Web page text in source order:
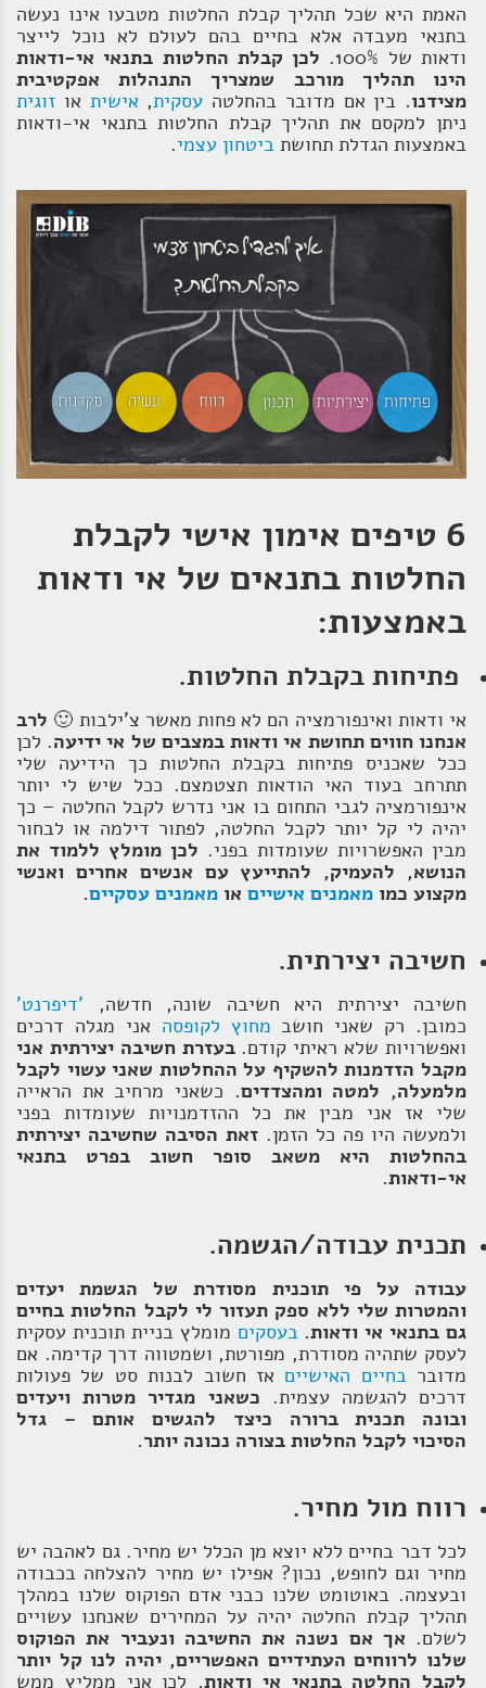
האמת היא שכל תהליך קבלת החלטות מטבעו אינו נעשה
בתנאי מעבדה אלא בחיים בהם לעולם לא נוכל לייצר
ודאות של 100%.
לכן קבלת החלטות בתנאי אי-ודאות
הינו תהליך מורכב שמצריך התנהלות אפקטיבית
מצידנו. בין אם מדובר בהחלטה עסקית,אישית או זוגית
ניתן למקסם את תהליך קבלת החלטות בתנאי אי-ודאות
באמצעות הגדלת תחושת ביטחון עצמי.
6 טיפים אימון אישי לקבלת
החלטות בתנאים של אי ודאות
באמצעות:
פתיחות בקבלת החלטות.
אי ודאות ואינפורמציה הם לא פחות מאשר צ'ילבות 🙂 לרב
אנחנו חווים תחושת אי ודאות במצבים של אי ידיעה. לכן
ככל שאכניס פתיחות בקבלת החלטות כך הידיעה שלי
תתרחב בעוד האי הודאות תצטמצם. ככל שיש לי יותר
אינפורמציה לגבי התחום בו אני נדרש לקבל החלטה – כך
יהיה לי קל יותר לקבל החלטה, לפתור דילמה או לבחור
מבין האפשרויות שעומדות בפני. לכן מומלץ ללמוד את
הנושא, להעמיק, להתייעץ עם אנשים אחרים ואנשי
מקצוע כמו מאמנים אישיים או מאמנים עסקיים.
חשיבה יצירתית.
חשיבה יצירתית היא חשיבה שונה, חדשה, 'דיפרנט'
כמובן. רק שאני חושב מחוץ לקופסה אני מגלה דרכים
ואפשרויות שלא ראיתי קודם.בעזרת חשיבה יצירתית אני
מקבל הזדמנות להשקיף על ההחלטות שאני עשוי לקבל
מלמעלה, למטה ומהצדדים. כשאני מרחיב את הראייה
שלי אז אני מבין את כל ההזדמנויות שעומדות בפני
ולמעשה היו פה כל הזמן. זאת הסיבה שחשיבה יצירתית
בהחלטות היא משאב סופר חשוב בפרט בתנאי
אי-ודאות.
תכנית עבודה/הגשמה.
עבודה על פי תוכנית מסודרת של הגשמת יעדים
והמטרות שלי ללא ספק תעזור לי לקבל החלטות בחיים
גם בתנאי אי ודאות. בעסקים מומלץ בניית תוכנית עסקית
לעסק שתהיה מסודרת, מפורטת, ושמטווה דרך קדימה. אם
מדוברבחיים האישייםאז חשוב לבנות סט של פעולות
דרכים להגשמה עצמית. כשאני מגדיר מטרות ויעדים
ובונה תכנית ברורה כיצד להגשים אותם – גדל
הסיכוי לקבל החלטות בצורה נכונה יותר.
רווח מול מחיר.
לכל דבר בחיים ללא יוצא מן הכלל יש מחיר. גם לאהבה יש
מחיר וגם לחופש, נכון? אפילו יש מחיר להצלחה בכבודה
ובעצמה. באוטומט שלנו כבני אדם הפוקוס שלנו במהלך
תהליך קבלת החלטה יהיה על המחירים שאנחנו עשויים
לשלם. אך אם נשנה את החשיבה ונעביר את הפוקוס
שלנו לרווחים העתידיים האפשריים, יהיה לנו קל יותר
לקבל החלטה בתנאי אי ודאות. לכן אני ממליץ ממש